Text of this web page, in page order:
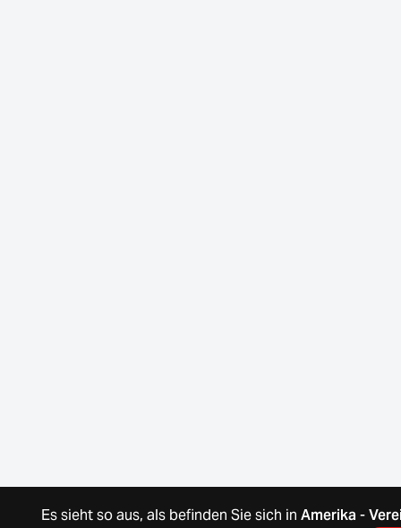
Es sieht so aus, als befinden Sie sich in Amerika -